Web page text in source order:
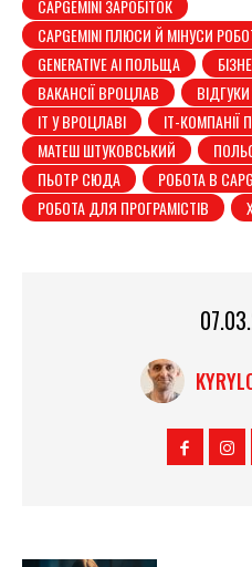
CAPGEMINI ЗАРОБІТОК
CAPGEMINI ПЛЮСИ Й МІНУСИ
GENERATIVE AI ПОЛЬЩА
ВАКАНСІЇ ВРОЦЛАВ
ВІДГУКИ
ІТ У ВРОЦЛАВІ
ІТ-
МАТЕШ ШТУКОВСЬКИЙ
ПЬОТР СЮДА
РОБОТА В
РОБОТА ДЛЯ ПРОГРАМІСТІВ